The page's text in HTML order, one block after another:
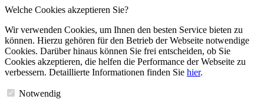
Welche Cookies akzeptieren Sie?
Wir verwenden Cookies, um Ihnen den besten Service bieten zu
können. Hierzu gehören für den Betrieb der Webseite notwendige
Cookies. Darüber hinaus können Sie frei entscheiden, ob Sie
Cookies akzeptieren, die helfen die Performance der Webseite zu
verbessern. Detaillierte Informationen finden Sie hier.
Notwendig